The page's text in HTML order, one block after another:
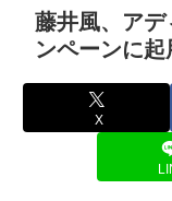
藤井風、アデ
ンペーンに起
X